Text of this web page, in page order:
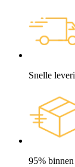
Snelle
95%